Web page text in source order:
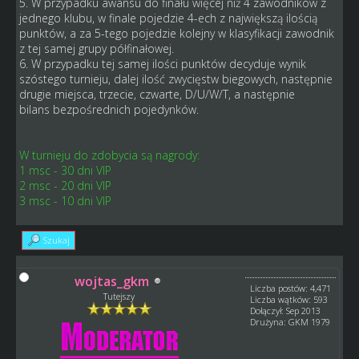
jednego klubu, w finale pojedzie 4-ech z największą ilością
punktów, a za 5-tego pojedzie kolejny w klasyfikacji zawodnik
z tej samej grupy półfinałowej.
6. W przypadku tej samej ilości punktów decyduje wynik
szóstego turnieju, dalej ilość zwycięstw biegowych, następnie
drugie miejsca, trzecie, czwarte, D/U/W/T, a następnie
bilans bezpośrednich pojedynków.
W turnieju do zdobycia są nagrody:
1 msc - 30 dni VIP
2 msc - 20 dni VIP
3 msc - 10 dni VIP
Szukaj
wojtas_gkm
Tutejszy
Liczba postów: 4,471
Liczba wątków: 593
Dołączył: Sep 2013
Drużyna: GKM 1979